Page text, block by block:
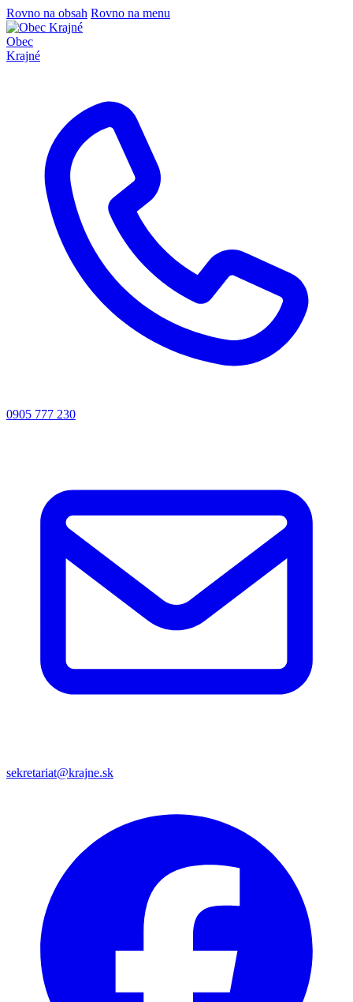
Rovno na obsah Rovno na menu
Obec
Krajné
0905 777 230
sekretariat@krajne.sk